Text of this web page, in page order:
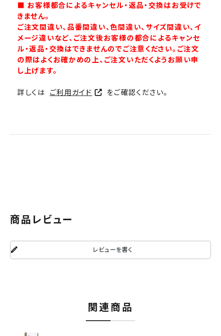
■ お客様都合によるキャンセル・返品・交換はお受けで
きません。
ご注文間違い、品番間違い、色間違い、サイズ間違い、イ
メージ違いなど、ご注文後お客様の都合によるキャンセ
ル・返品・交換はできませんのでご注意ください。ご注文
の際はよくお確かめの上、ご注文いただくようお願い申
し上げます。
詳しくは ご利用ガイド をご確認ください。
商品レビュー
レビューを書く
関連商品